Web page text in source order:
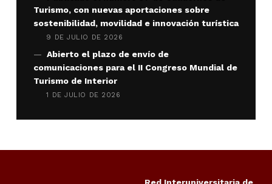
Turismo, con nuevas aportaciones sobre
sostenibilidad, movilidad e innovación turística
9 DE JULIO DE 2026
Abierto el plazo de envío de
comunicaciones para el II Congreso Mundial de
Turismo de Interior
1 DE JULIO DE 2026